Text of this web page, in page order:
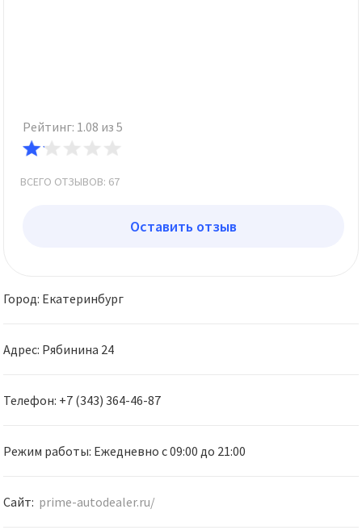
Город: Екатеринбург
Адрес: Рябинина 24
Телефон: +7 (343) 364-46-87
Режим работы: Ежедневно с 09:00 до 21:00
Сайт: prime-autodealer.ru/
Рейтинг: 1.08 из 5
ВСЕГО ОТЗЫВОВ: 67
Оставить отзыв